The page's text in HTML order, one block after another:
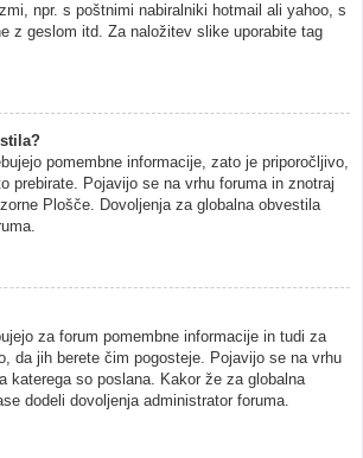
npr. s poštnimi nabiralniki hotmail ali yahoo, s
z geslom itd. Za naložitev slike uporabite tag
pomembne informacije, zato je priporočljivo,
prebirate. Pojavijo se na vrhu foruma in znotraj
Plošče. Dovoljenja za globalna obvestila
za forum pomembne informacije in tudi za
da jih berete čim pogosteje. Pojavijo se na vrhu
katerega so poslana. Kakor že za globalna
dodeli dovoljenja administrator foruma.